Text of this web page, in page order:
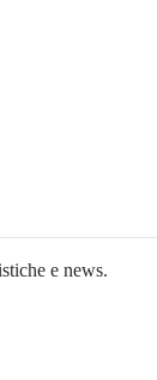
e news.